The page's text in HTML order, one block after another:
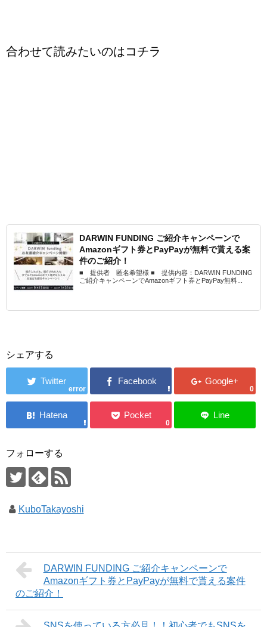
合わせて読みたいのはコチラ
DARWIN FUNDING ご紹介キャンペーンで
Amazonギフト券とPayPayが無料で貰える案
件のご紹介！
■ 提供者 匿名希望様 ■ 提供内容：DARWIN FUNDING
ご紹介キャンペーンでAmazonギフト券とPayPay無料...
シェアする
error 0
0
フォローする
KuboTakayoshi
DARWIN FUNDING ご紹介キャンペーンで
Amazonギフト券とPayPayが無料で貰える案件
のご紹介！